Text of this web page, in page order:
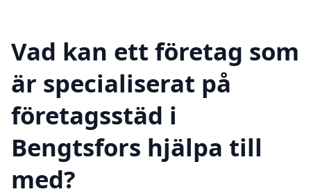
Vad kan ett företag som
är specialiserat på
företagsstäd i
Bengtsfors hjälpa till
med?